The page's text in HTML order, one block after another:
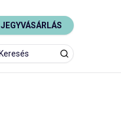
JEGYVÁSÁRLÁS